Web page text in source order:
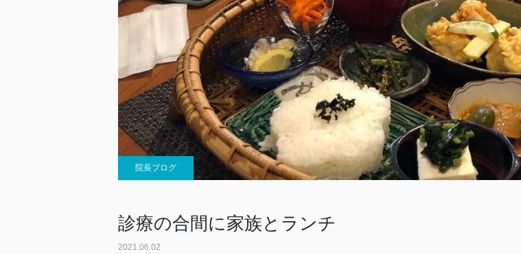
院長ブログ
診療の合間に家族とランチ
2021.06.02